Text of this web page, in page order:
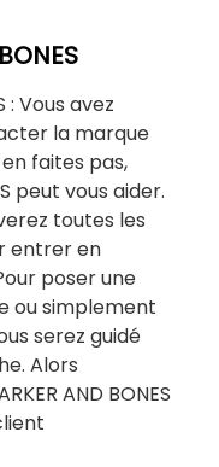
: Vous avez
la marque
en faites pas,
peut vous aider.
toutes les
entrer en
poser une
ou simplement
serez guidé
Alors
AND BONES